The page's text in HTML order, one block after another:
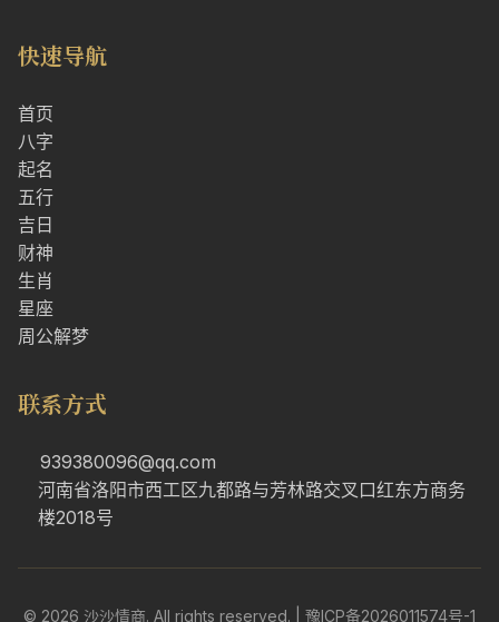
快速导航
首页
八字
起名
五行
吉日
财神
生肖
星座
周公解梦
联系方式
939380096@qq.com
河南省洛阳市西工区九都路与芳林路交叉口红东方商务
楼2018号
© 2026 沙沙情商. All rights reserved. | 豫ICP备2026011574号-1